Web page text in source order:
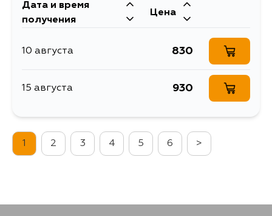
5 сентября 846
Дата и время
получения
Цена
10 августа 830
15 августа 930
1 2 3 4 5 6 >